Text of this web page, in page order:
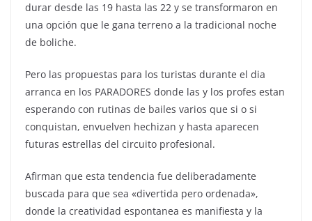
durar desde las 19 hasta las 22 y se transformaron en
una opción que le gana terreno a la tradicional noche
de boliche.
Pero las propuestas para los turistas durante el dia
arranca en los PARADORES donde las y los profes estan
esperando con rutinas de bailes varios que si o si
conquistan, envuelven hechizan y hasta aparecen
futuras estrellas del circuito profesional.
Afirman que esta tendencia fue deliberadamente
buscada para que sea «divertida pero ordenada»,
donde la creatividad espontanea es manifiesta y la